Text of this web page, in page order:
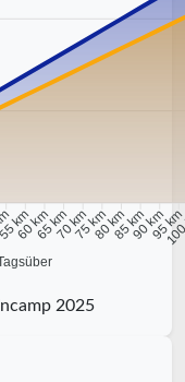
km
60 km65 km70 km75 km80 km85 km90 km95 km
2025